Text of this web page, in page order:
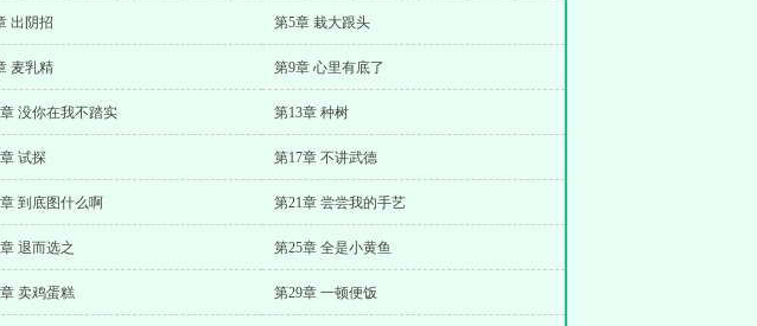
出阴招 第5章 栽大跟头
麦乳精 第9章 心里有底了
没你在我不踏实 第13章 种树
试探 第17章 不讲武德
到底图什么啊 第21章 尝尝我的手艺
退而选之 第25章 全是小黄鱼
卖鸡蛋糕 第29章 一顿便饭